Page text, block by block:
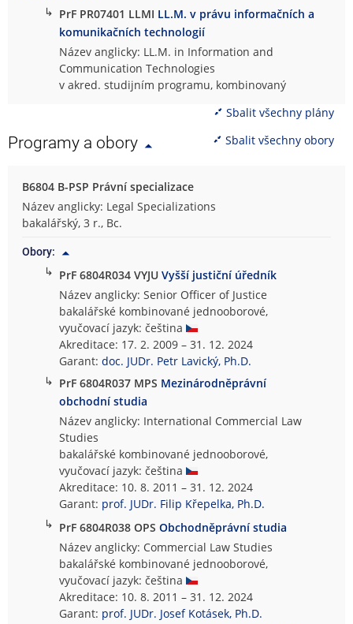
↳ PrF PR07401 LLMI LL.M. v právu informačních a
komunikačních technologií
Název anglicky: LL.M. in Information and
Communication Technologies
v akred. studijním programu, kombinovaný
Sbalit všechny plány
Programy a obory Sbalit všechny obory
B6804 B-PSP Právní specializace
Název anglicky: Legal Specializations
bakalářský, 3 r., Bc.
Obory:
↳ PrF 6804R034 VYJUVyšší justiční úředník
Název anglicky: Senior Officer of Justice
bakalářské kombinované jednooborové,
vyučovací jazyk: čeština
Akreditace: 17. 2. 2009 – 31. 12. 2024
Garant:doc. JUDr. Petr Lavický, Ph.D.
↳ PrF 6804R037 MPS Mezinárodněprávní
obchodní studia
Název anglicky: International Commercial Law
Studies
bakalářské kombinované jednooborové,
vyučovací jazyk: čeština
Akreditace: 10. 8. 2011 – 31. 12. 2024
Garant: prof. JUDr. Filip Křepelka, Ph.D.
↳ PrF 6804R038 OPSObchodněprávní studia
Název anglicky: Commercial Law Studies
bakalářské kombinované jednooborové,
vyučovací jazyk: čeština
Akreditace: 10. 8. 2011 – 31. 12. 2024
Garant: prof. JUDr. Josef Kotásek, Ph.D.